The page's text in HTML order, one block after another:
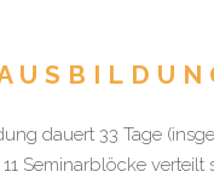
dauert 33 Tage
Seminarblöcke verteilt